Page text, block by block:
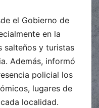
el Gobierno de
en la
salteños y turistas
Además, informó
policial los
lugares de
localidad.